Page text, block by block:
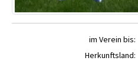
im Verein bis:
Herkunftsland: